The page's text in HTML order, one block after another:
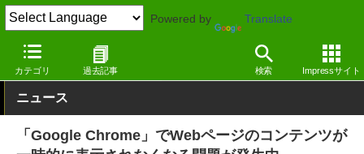
Powered by Translate
カテゴリ 過去記事 検索 Impressサイト
窓の杜 生成AI 文章生成
ニュース
「Google Chrome」でWebページのコンテンツが